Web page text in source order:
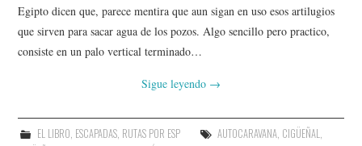
Egipto dicen que, parece mentira que aun sigan en uso esos artilugios
que sirven para sacar agua de los pozos. Algo sencillo pero practico,
consiste en un palo vertical terminado…
Sigue leyendo →
EL LIBRO, ESCAPADAS, RUTAS POR ESP AUTOCARAVANA, CIGÜEÑAL,